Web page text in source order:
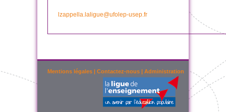
lzappella.laligue@ufolep-usep.fr
Mentions légales | Contactez-nous | Administration